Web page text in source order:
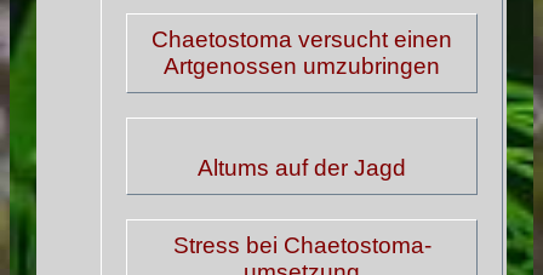
Chaetostoma versucht einen
Artgenossen umzubringen
Altums auf der Jagd
Stress bei Chaetostoma-